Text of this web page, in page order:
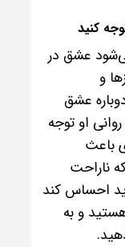
عشق در
و
عشق
او توجه
باعث
ناراحت
احساس کند
و به